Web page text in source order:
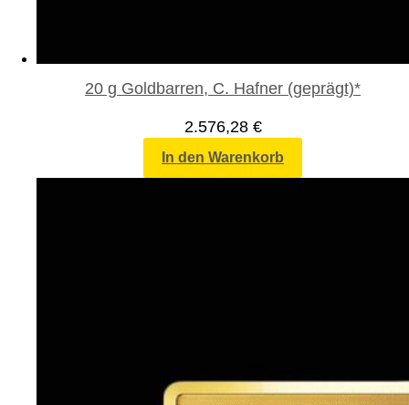
20 g Goldbarren, C. Hafner (geprägt)*
2.576,28 €
In den Warenkorb